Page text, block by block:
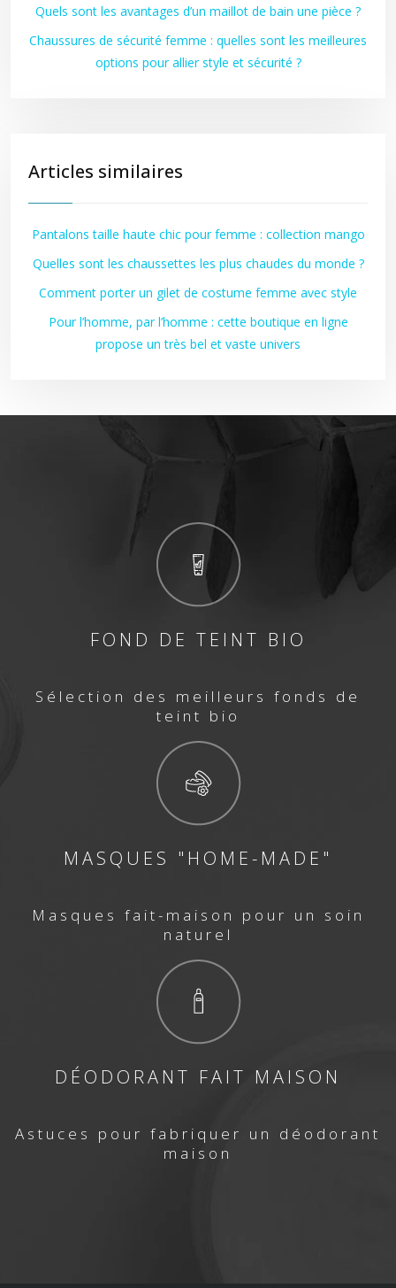
Quels sont les avantages d’un maillot de bain une pièce ?
Chaussures de sécurité femme : quelles sont les meilleures
options pour allier style et sécurité ?
Articles similaires
Pantalons taille haute chic pour femme : collection mango
Quelles sont les chaussettes les plus chaudes du monde ?
Comment porter un gilet de costume femme avec style
Pour l’homme, par l’homme : cette boutique en ligne
propose un très bel et vaste univers
FOND DE TEINT BIO
Sélection des meilleurs fonds de
teint bio
MASQUES "HOME-MADE"
Masques fait-maison pour un soin
naturel
DÉODORANT FAIT MAISON
Astuces pour fabriquer un déodorant
maison